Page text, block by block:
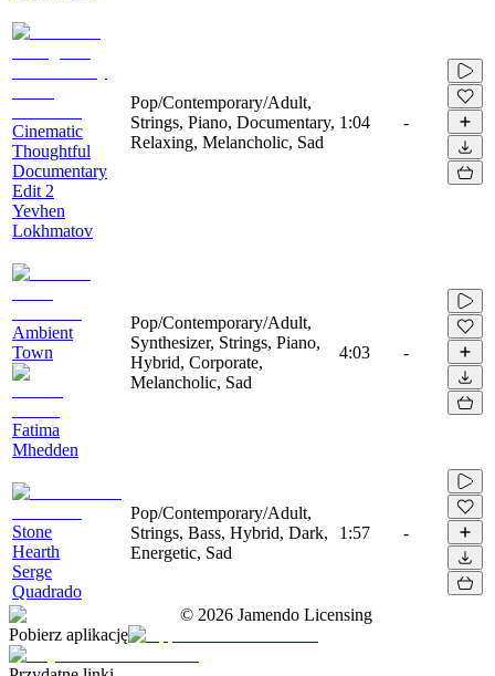
Cinematic
Thoughtful
Documentary
Edit 2
Yevhen
Lokhmatov
Pop/Contemporary/Adult,
Strings, Piano, Documentary,
Relaxing, Melancholic, Sad
1:04 -
Ambient
Town
Fatima
Mhedden
Pop/Contemporary/Adult,
Synthesizer, Strings, Piano,
Hybrid, Corporate,
Melancholic, Sad
4:03 -
Stone
Hearth
Serge
Quadrado
Pop/Contemporary/Adult,
Strings, Bass, Hybrid, Dark,
Energetic, Sad
1:57 -
© 2026 Jamendo Licensing
Pobierz aplikację